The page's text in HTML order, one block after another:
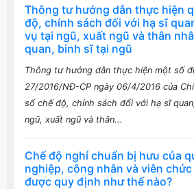
Thông tư hướng dẫn thực hiện
độ, chính sách đối với hạ sĩ
vụ tại ngũ, xuất ngũ và thân
quan, binh sĩ tại ngũ
Thông tư hướng dẫn thực hiện một số
27/2016/NĐ-CP ngày 06/4/2016 của
số chế độ, chính sách đối với hạ sĩ
ngũ, xuất ngũ và thân...
Chế độ nghỉ chuẩn bị hưu của
nghiệp, công nhân và viên
được quy định như thế nào?